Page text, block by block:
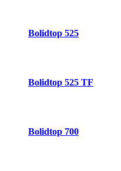
Bolidtop 525
Bolidtop 525 TF
Bolidtop 700